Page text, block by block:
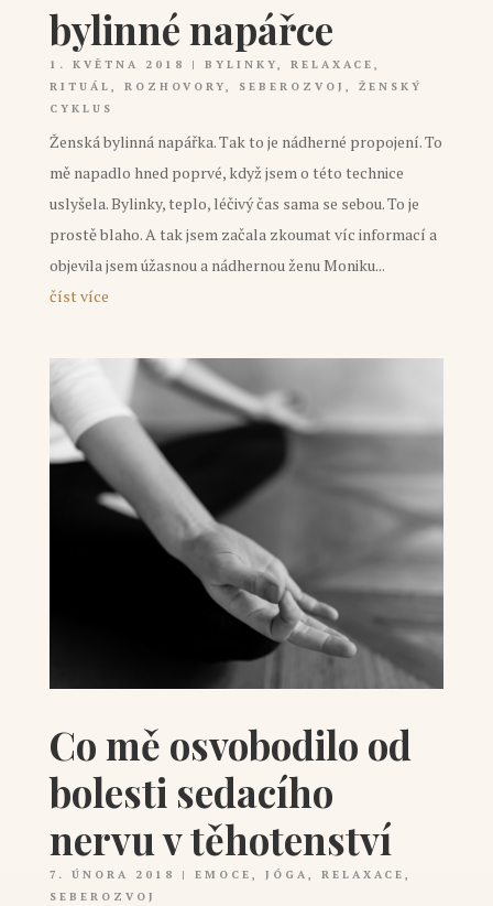
bylinné napářce
1. KVĚTNA 2018 | BYLINKY, RELAXACE ,
RITUÁL , ROZHOVORY, SEBEROZVOJ , ŽENSKÝ
CYKLUS
Ženská bylinná napářka. Tak to je nádherné propojení. To
mě napadlo hned poprvé, když jsem o této technice
uslyšela. Bylinky, teplo, léčivý čas sama se sebou. To je
prostě blaho. A tak jsem začala zkoumat víc informací a
objevila jsem úžasnou a nádhernou ženu Moniku...
číst více
Co mě osvobodilo od
bolesti sedacího
nervu v těhotenství
7. ÚNORA 2018 | EMOCE , JÓGA , RELAXACE ,
SEBEROZVOJ